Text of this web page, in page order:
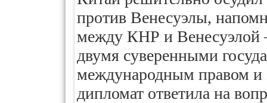
против Венесуэлы,
между КНР и Венесуэлой
двумя суверенными
международным правом и
дипломат ответила на